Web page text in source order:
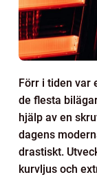
Förr i tiden var
de flesta
hjälp av en
dagens
drastiskt.
kurvljus och